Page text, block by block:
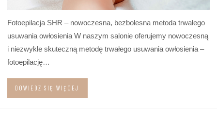
Fotoepilacja SHR – nowoczesna, bezbolesna metoda trwałego
usuwania owłosienia W naszym salonie oferujemy nowoczesną
i niezwykle skuteczną metodę trwałego usuwania owłosienia –
fotoepilację…
DOWIEDZ SIĘ WIĘCEJ